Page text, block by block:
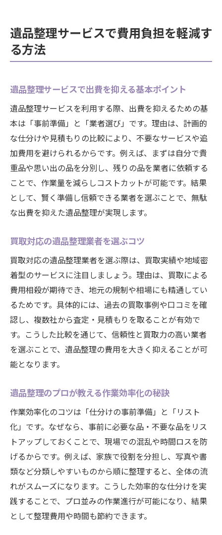
買取サービス併用で遺品整理の負担減を目
指す
買取を活用した遺品整理の賢い進め方
買取サービス併用で賢く遺品整理を進める
方法
遺品整理時に買取を最大限活用するポイン
ト
買取対象品の見極めが遺品整理費用節約の
鍵
遺品整理と買取の両立で作業効率アップ
遺品整理を有利に進める買取サービスの選
買取を活かした遺品整理の実践的な段取り
費用節約なら遺品整理と買取の組み合わせが鍵
遺品整理と買取の併用が費用節約の近道
買取活用による遺品整理のコストダウン方
法
遺品整理費用を抑えるための買取の選択基
効果的な買取活用で無駄な費用を削減する
遺品整理と買取サービスの組み合わせ事例
紹介
費用負担を減らす遺品整理の新定番スタイ
ル
遺品整理の費用相場と安くする具体策を徹底解
説
遺品整理サービスの費用相場と内訳を解説
買取を取り入れて遺品整理費用を安くする
方法
遺品整理サービスで費用負担を軽減す
る方法
遺品整理サービスで出費を抑える基本ポイント
遺品整理サービスを利用する際、出費を抑えるための基
本は「事前準備」と「業者選び」です。理由は、計画的
な仕分けや見積もりの比較により、不要なサービスや追
加費用を避けられるからです。例えば、まずは自分で貴
重品や思い出の品を分別し、残りの品を業者に依頼する
ことで、作業量を減らしコストカットが可能です。結果
として、賢く準備し信頼できる業者を選ぶことで、無駄
な出費を抑えた遺品整理が実現します。
買取対応の遺品整理業者を選ぶコツ
買取対応の遺品整理業者を選ぶ際は、買取実績や地域密
着型のサービスに注目しましょう。理由は、買取による
費用相殺が期待でき、地元の規制や相場にも精通してい
るためです。具体的には、過去の買取事例や口コミを確
認し、複数社から査定・見積もりを取ることが有効で
す。こうした比較を通じて、信頼性と買取力の高い業者
を選ぶことで、遺品整理の費用を大きく抑えることが可
能となります。
遺品整理のプロが教える作業効率化の秘訣
作業効率化のコツは「仕分けの事前準備」と「リスト
化」です。なぜなら、事前に必要な品・不要な品をリス
トアップしておくことで、現場での混乱や時間ロスを防
げるからです。例えば、家族で役割を分担し、写真や書
類など分類しやすいものから順に整理すると、全体の流
れがスムーズになります。こうした効率的な仕分けを実
践することで、プロ並みの作業進行が可能になり、結果
として整理費用や時間も節約できます。